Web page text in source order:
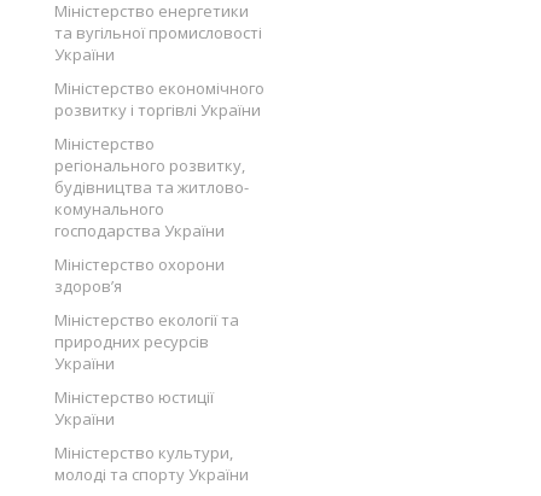
Міністерство енергетики
та вугільної промисловості
України
Міністерство економічного
розвитку і торгівлі України
Міністерство
регіонального розвитку,
будівництва та житлово-
комунального
господарства України
Міністерство охорони
здоров’я
Міністерство екології та
природних ресурсів
України
Міністерство юстиції
України
Міністерство культури,
молоді та спорту України